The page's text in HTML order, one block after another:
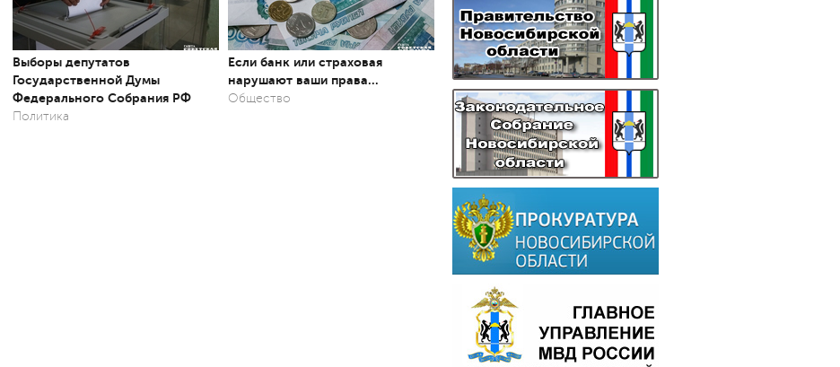
Выборы депутатов
Государственной Думы
Федерального Собрания РФ
Политика
Если банк или страховая
нарушают ваши права…
Общество